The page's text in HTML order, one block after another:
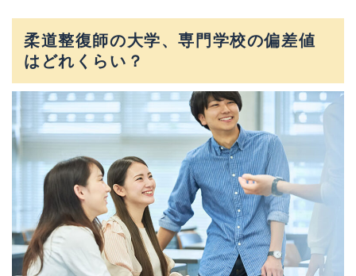
柔道整復師の大学、専門学校の偏差値
はどれくらい？